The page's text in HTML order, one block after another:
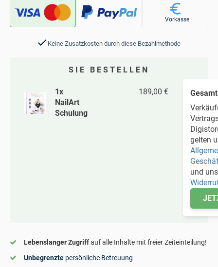
Vorkasse
Keine Zusatzkosten durch diese Bezahlmethode
SIE BESTELLEN
1x
NailArt
Schulung
189,00 €
Gesamt
gelten
und
Lebenslanger Zugriffauf alle Inhalte mit freier Zeiteinteilung!
Unbegrenzte persönliche Betreuung